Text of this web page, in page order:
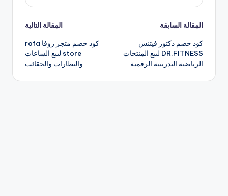
تصفّح
المقالات
المقالة السابقة
كود خصم دكتور فيتنس
DR.FITNESS لبيع المنتجات
الرياضية التدريبية الرقمية
المقالة التالية
كود خصم متجر روفا rofa
store لبيع الساعات
والنظارات والحقائب